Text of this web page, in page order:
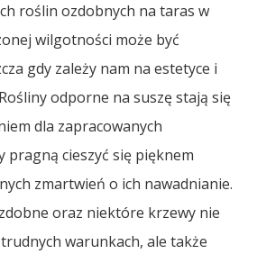
roślin ozdobnych na taras w
wilgotności może być
gdy zależy nam na estetyce i
odporne na suszę stają się
dla zapracowanych
cieszyć się pięknem
zmartwień o ich nawadnianie.
oraz niektóre krzewy nie
warunkach, ale także